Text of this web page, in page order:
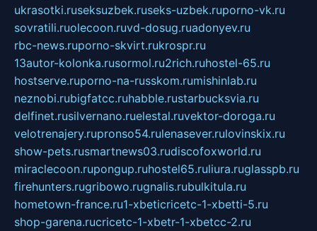
ukrasotki.ruseksuzbek.ruseks-uzbek.ruporno-vk.ru
sovratili.ruolecoon.ruvd-dosug.ruadonyev.ru
rbc-news.ruporno-skvirt.rukrospr.ru
13autor-kolonka.rusormol.ru2rich.ruhostel-65.ru
hostserve.ruporno-na-russkom.rumishinlab.ru
neznobi.rubigfatcc.ruhabble.rustarbucksvia.ru
delfinet.rusilvernano.ruelestal.ruvektor-doroga.ru
velotrenajery.rupronso54.rulenasever.rulovinskix.ru
show-pets.rusmartnews03.rudiscofoxworld.ru
miraclecoon.rupongup.ruhostel65.ruliura.ruglasspb.ru
firehunters.rugribowo.rugnalis.rubulkitula.ru
hometown-france.ru1-xbeticricetc-1-xbetti-5.ru
shop-garena.rucricetc-1-xbetr-1-xbetcc-2.ru